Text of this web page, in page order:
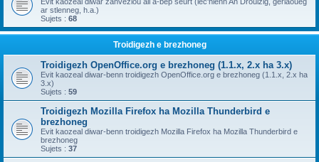
ar stlenneg, h.a.)
Sujets : 68
Troidigezh e brezhoneg
Troidigezh OpenOffice.org e brezhoneg (1.1.x, 2.x ha 3.x)
Evit kaozeal diwar-benn troidigezh OpenOffice.org e brezhoneg (1.1.x, 2.x ha
3.x)
Sujets : 59
Troidigezh Mozilla Firefox ha Mozilla Thunderbird e
brezhoneg
Evit kaozeal diwar-benn troidigezh Mozilla Firefox ha Mozilla Thunderbird e
brezhoneg
Sujets : 37